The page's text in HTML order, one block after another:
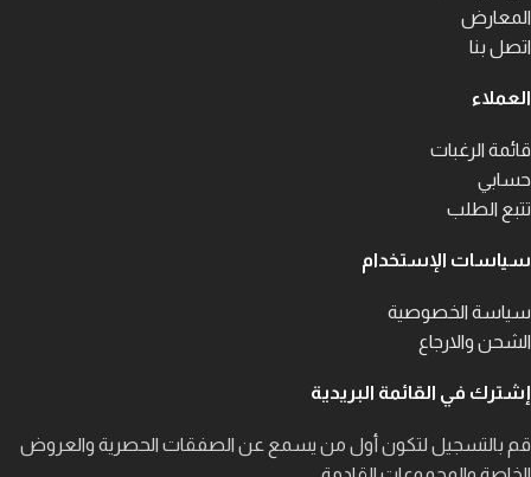
المعارض
اتصل بنا
العملاء
قائمة الرغبات
حسابي
تتبع الطلب
سياسات الإستخدام
سياسة الخصوصية
الشحن والارجاع
إشترك في القائمة البريدية
قم بالتسجيل لتكون أول من يسمع عن الصفقات الحصرية والعروض